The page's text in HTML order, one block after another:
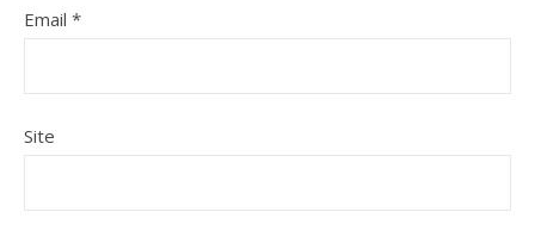
Email *
Site